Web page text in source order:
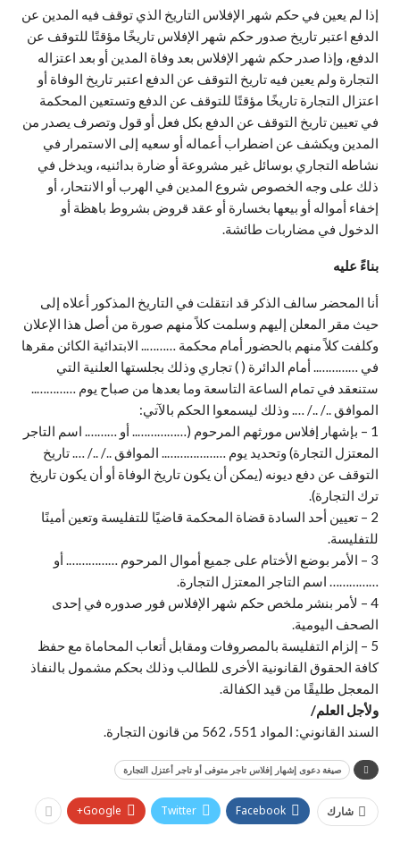
إذا لم يعين في حكم شهر الإفلاس التاريخ الذي توقف فيه المدين عن
الدفع اعتبر تاريخ صدور حكم شهر الإفلاس تاريخًا مؤقتًا للتوقف عن
الدفع، وإذا صدر حكم شهر الإفلاس بعد وفاة المدين أو بعد اعتزاله
التجارة ولم يعين فيه تاريخ التوقف عن الدفع اعتبر تاريخ الوفاة أو
اعتزال التجارة تاريخًا مؤقتًا للتوقف عن الدفع وتستعين المحكمة
في تعيين تاريخ التوقف عن الدفع بكل فعل أو قول وتصرف يصدر من
المدين ويكشف عن اضطراب أعماله أو سعيه إلى الاستمرار في
نشاطه التجاري بوسائل غير مشروعة أو ضارة بدائنيه، ويدخل في
ذلك على وجه الخصوص شروع المدين في الهرب أو الانتحار، أو
إخفاء أمواله أو بيعها بخسارة أو عقد قروض بشروط باهظة أو
الدخول في مضاربات طائشة.
بناءً عليه
أنا المحضر سالف الذكر قد انتقلت في التاريخ المذكور أعلاه إلى
حيث مقر المعلن إليهم وسلمت كلاً منهم صورة من أصل هذا الإعلان
وكلفت كلاً منهم بالحضور أمام محكمة ……….. الابتدائية الكائن مقرها
في ………….. أمام الدائرة ( ) تجاري وذلك بجلستها العلنية التي
ستنعقد في تمام الساعة التاسعة وما بعدها من صباح يوم …………..
الموافق ../ ../ …. وذلك ليسمعوا الحكم بالآتي:
1 – بإشهار إفلاس مورثهم المرحوم (…………….. أو ………. اسم التاجر
المعتزل التجارة) وتحديد يوم ……………….. الموافق ../ ../ …. تاريخ
التوقف عن دفع ديونه (يمكن أن يكون تاريخ الوفاة أو أن يكون تاريخ
ترك التجارة).
2 – تعيين أحد السادة قضاة المحكمة قاضيًا للتفليسة وتعين أمينًا
للتفليسة.
3 – الأمر بوضع الأختام على جميع أموال المرحوم ……………. أو
…………… اسم التاجر المعتزل التجارة.
4 – لأمر بنشر ملخص حكم شهر الإفلاس فور صدوره في إحدى
الصحف اليومية.
5 – إلزام التفليسة بالمصروفات ومقابل أتعاب المحاماة مع حفظ
كافة الحقوق القانونية الأخرى للطالب وذلك بحكم مشمول بالنفاذ
المعجل طليقًا من قيد الكفالة.
ولأجل العلم/
السند القانوني: المواد 551، 562 من قانون التجارة.
صيغة دعوى إشهار إفلاس تاجر متوفى أو تاجر أعتزل التجارة
شارك Facebook
Twitter
Google+